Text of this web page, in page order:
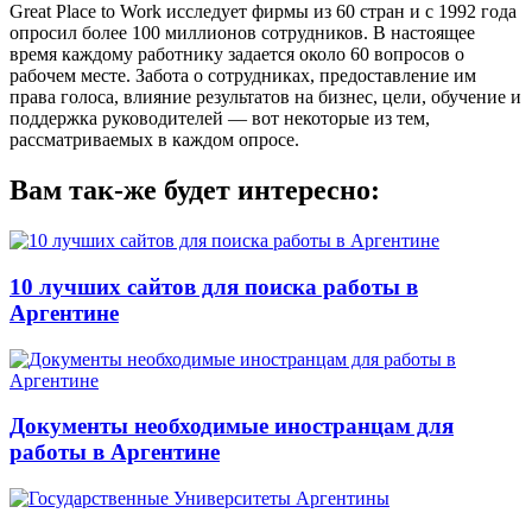
Great Place to Work исследует фирмы из 60 стран и с 1992 года
опросил более 100 миллионов сотрудников. В настоящее
время каждому работнику задается около 60 вопросов о
рабочем месте. Забота о сотрудниках, предоставление им
права голоса, влияние результатов на бизнес, цели, обучение и
поддержка руководителей — вот некоторые из тем,
рассматриваемых в каждом опросе.
Вам так-же будет интересно:
10 лучших сайтов для поиска работы в
Аргентине
Документы необходимые иностранцам для
работы в Аргентине